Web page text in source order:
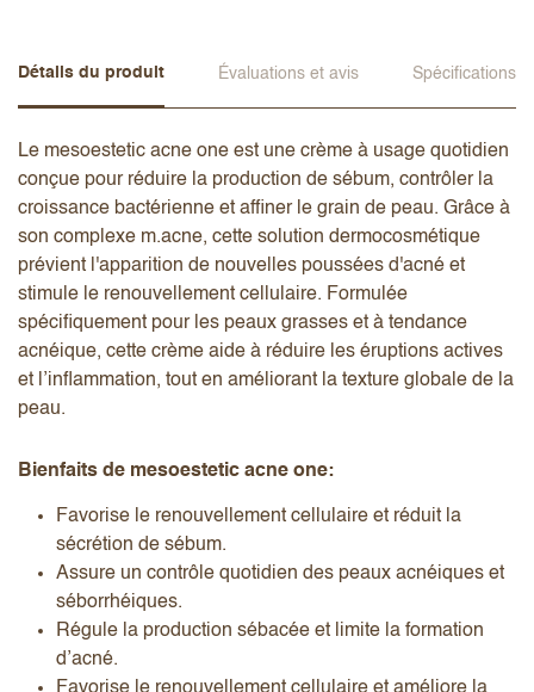
Détails du produit Évaluations et avis Spécifications
Le mesoestetic acne one est une crème à usage quotidien
conçue pour réduire la production de sébum, contrôler la
croissance bactérienne et affiner le grain de peau. Grâce à
son complexe m.acne, cette solution dermocosmétique
prévient l'apparition de nouvelles poussées d'acné et
stimule le renouvellement cellulaire. Formulée
spécifiquement pour les peaux grasses et à tendance
acnéique, cette crème aide à réduire les éruptions actives
et l’inflammation, tout en améliorant la texture globale de la
peau.
Bienfaits de mesoestetic acne one:
Favorise le renouvellement cellulaire et réduit la
sécrétion de sébum.
Assure un contrôle quotidien des peaux acnéiques et
séborrhéiques.
Régule la production sébacée et limite la formation
d’acné.
Favorise le renouvellement cellulaire et améliore la